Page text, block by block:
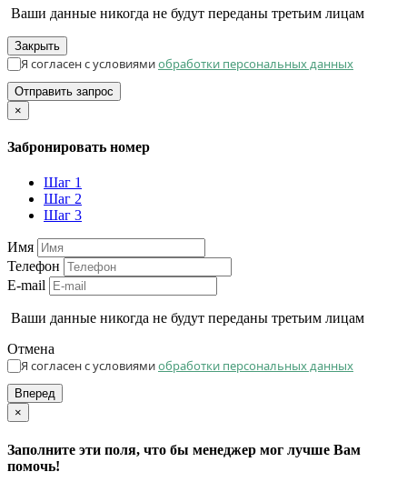
Ваши данные никогда не будут переданы третьим лицам
Закрыть
Я согласен с условиямиобработки персональных данных
Отправить запрос
×
Забронировать номер
Шаг 1
Шаг 2
Шаг 3
Имя
Телефон
E-mail
Ваши данные никогда не будут переданы третьим лицам
Отмена
Я согласен с условиямиобработки персональных данных
Вперед
×
Заполните эти поля, что бы менеджер мог лучше Вам
помочь!